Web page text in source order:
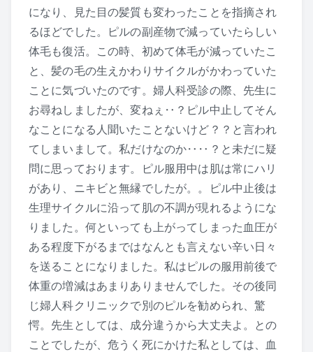
になり、見た目の髪質も変わったことを指摘され
るほどでした。ピルの副産物で減っていたらしい
体毛も復活。この時、初めて体毛が減っていたこ
と、髪の毛の生えかわりサイクルがかわっていた
ことに気づいたのです。婦人科受診の際、先生に
お尋ねしましたが、変ねぇ‥？ピル中止してそん
なことになる人聞いたことないけど？？と言われ
てしまいまして。私だけなのか‥‥？と未だに疑
問に思っております。ピル服用中は肌は常にハリ
があり、ニキビと無縁でしたが。。ピル中止後は
生理サイクルに沿って肌の不調が現れるようにな
りました。何といっても上がってしまった血圧が
ある程度下がるまではなんとも言えない辛い日々
を送ることになりました。私はピルの服用前後で
体重の増減はあまりありませんでした。その後同
じ婦人科クリニックで別のピルを勧められ、驚
愕。先生としては、成分違うから大丈夫よ。との
ことでしたが、危うく死にかけた私としては、血